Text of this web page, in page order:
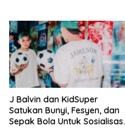
J Balvin dan KidSuper
Satukan Bunyi, Fesyen, dan
Sepak Bola Untuk Sosialisasi